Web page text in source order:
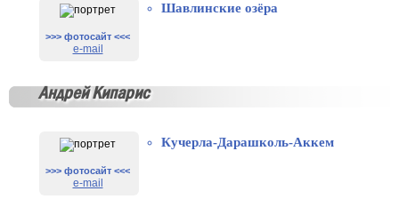
>>> фотосайт <<<
e-mail
Шавлинские озёра
Андрей Кипарис
>>> фотосайт <<<
e-mail
Кучерла-Дарашколь-Аккем